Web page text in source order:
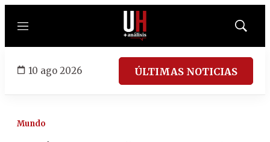
Menú
Mostrar
10 ago 2026 ÚLTIMAS NOTICIAS
Mundo